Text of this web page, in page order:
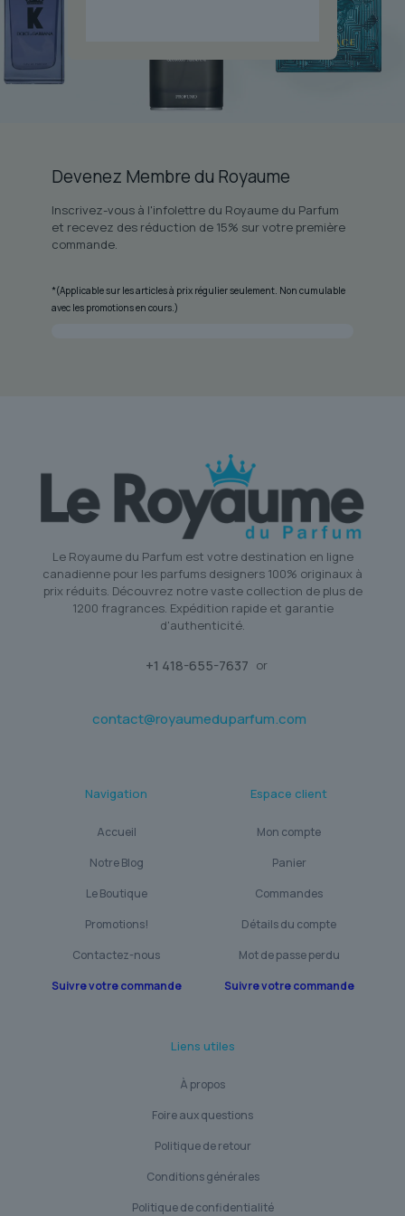
Devenez Membre du Royaume
Inscrivez-vous à l'infolettre du Royaume du Parfum
et recevez des réduction de 15% sur votre première
commande.
*(Applicable sur les articles à prix régulier seulement. Non cumulable
avec les promotions en cours.)
Le Royaume du Parfum est votre destination en ligne
canadienne pour les parfums designers 100% originaux à
prix réduits. Découvrez notre vaste collection de plus de
1200 fragrances. Expédition rapide et garantie
d'authenticité.
+1 418-655-7637 or
contact@royaumeduparfum.com
Navigation
Accueil
Notre Blog
Le Boutique
Promotions!
Contactez-nous
Suivre votre commande
Espace client
Mon compte
Panier
Commandes
Détails du compte
Mot de passe perdu
Suivre votre commande
Liens utiles
À propos
Foire aux questions
Politique de retour
Conditions générales
Politique de confidentialité